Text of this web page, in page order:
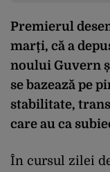
Premierul
marți, că a
noului Guvern
se bazează pe
stabilitate,
care au ca
În cursul zilei